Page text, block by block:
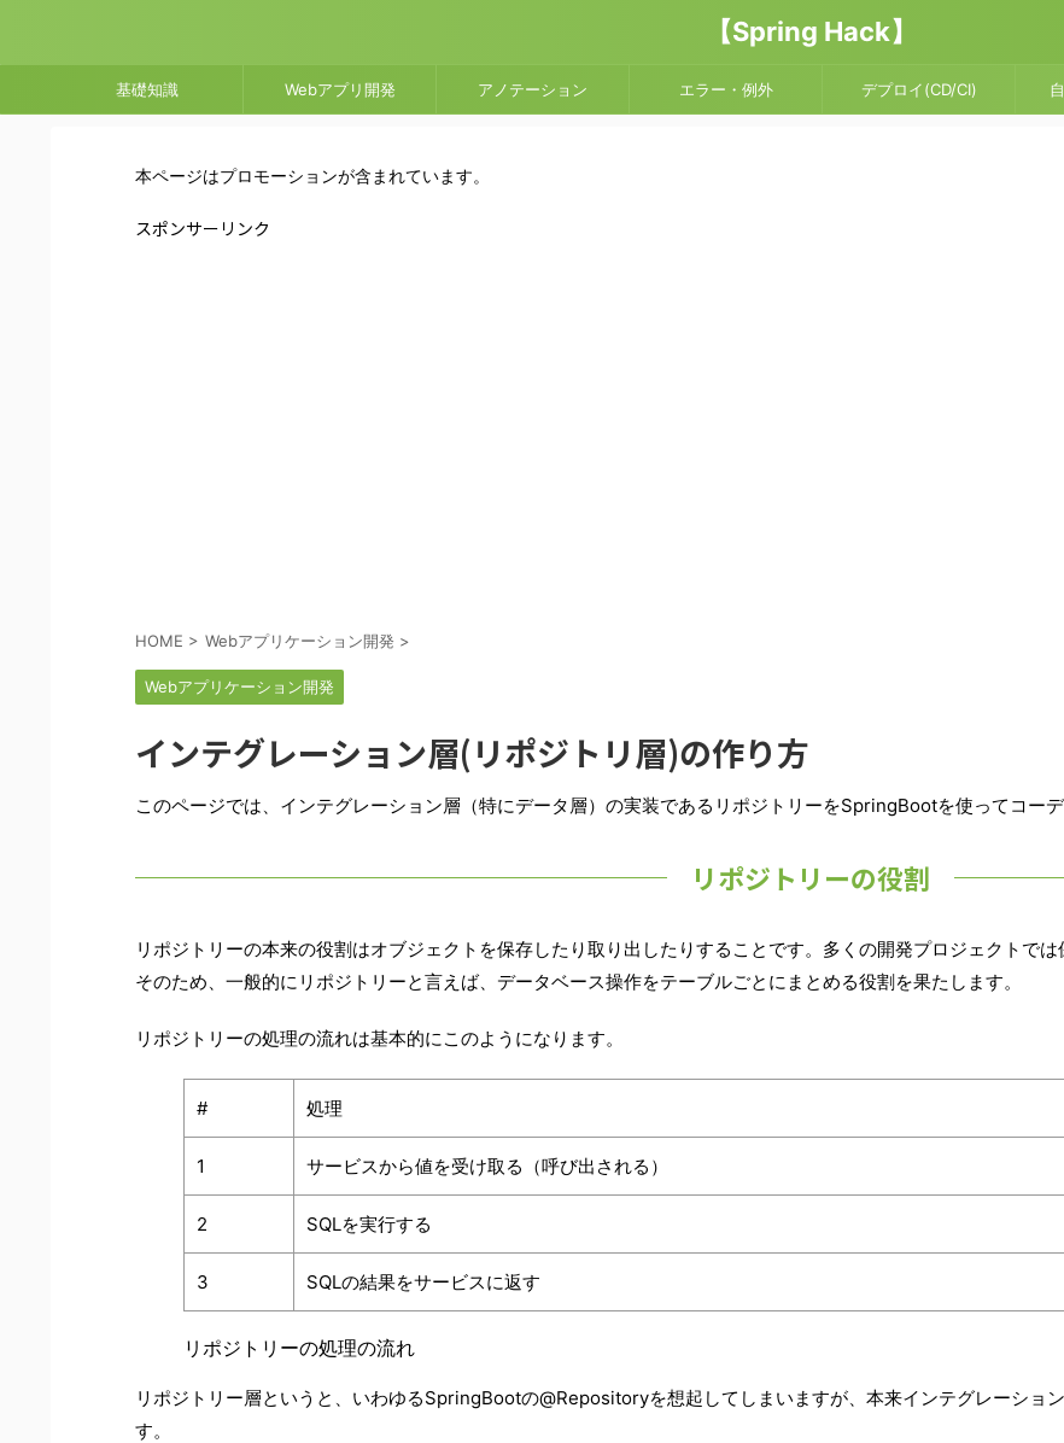
【Spring Hack】
基礎知識 Webアプリ開発 アノテーション エラー・例外 デプロイ(CD/CI)
本ページはプロモーションが含まれています。
スポンサーリンク
HOME > Webアプリケーション開発 >
Webアプリケーション開発
インテグレーション層(リポジトリ層)の作り方
このページでは、インテグレーション層（特にデータ層）の実装であるリポジトリーをSpringBootを使ってコーデ
リポジトリーの役割
リポジトリーの本来の役割はオブジェクトを保存したり取り出したりすることです。多くの開発プロジェクトで
そのため、一般的にリポジトリーと言えば、データベース操作をテーブルごとにまとめる役割を果たします。
リポジトリーの処理の流れは基本的にこのようになります。
# 処理
1 サービスから値を受け取る（呼び出される）
2 SQLを実行する
3 SQLの結果をサービスに返す
リポジトリーの処理の流れ
リポジトリー層というと、いわゆるSpringBootの@Repositoryを想起してしまいますが、本来インテグレーショ
す。